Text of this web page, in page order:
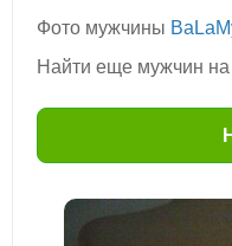
Фото мужчины
Найти еще мужчин на